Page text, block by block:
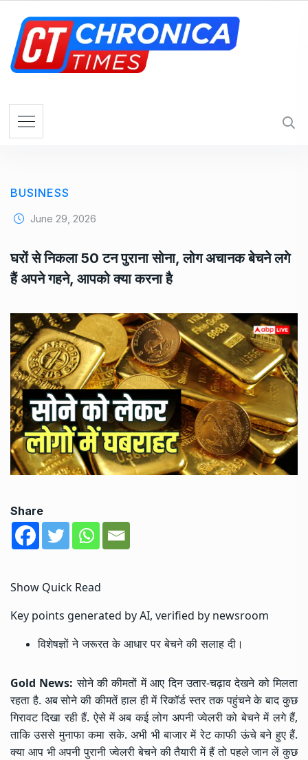
BUSINESS
June 29, 2026
घरों से निकला 50 टन पुराना सोना, लोग अचानक बेचने लगे
हैं अपने गहने, आपको क्या करना है
Share
Show Quick Read
Key points generated by AI, verified by newsroom
विशेषज्ञों ने जरूरत के आधार पर बेचने की सलाह दी।
Gold News: सोने की कीमतों में आए दिन उतार-चढ़ाव देखने को मिलता
रहता है. अबसोने की कीमतें हाल ही में रिकॉर्ड स्तर तक पहुंचने के बाद कुछ
गिरावट दिखा रही हैं. ऐसे में अब कई लोग अपनी ज्वेलरी को बेचने में लगे हैं,
ताकि उससे मुनाफा कमा सके. अभी भी बाजार में रेट काफी ऊंचे बने हुए हैं.
क्या आप भी अपनी पुरानी ज्वेलरी बेचने की तैयारी में हैं तो पहले जान लें कुछ